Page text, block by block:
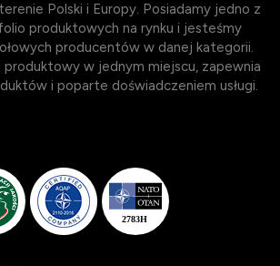
Polski i Europy. Posiadamy jedno z
produktowych na rynku i jesteśmy
producentów w danej kategorii.
produktowy w jednym miejscu, zapewnia
i poparte doświadczeniem usługi.